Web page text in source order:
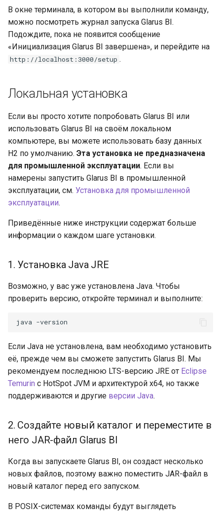
В окне терминала, в котором вы выполнили команду,
можно посмотреть журнал запуска Glarus BI.
Подождите, пока не появится сообщение
«Инициализация Glarus BI завершена», и перейдите на
http://localhost:3000/setup .
Локальная установка
Если вы просто хотите попробовать Glarus BI или
использовать Glarus BI на своём локальном
компьютере, вы можете использовать базу данных
H2 по умолчанию. Эта установка не предназначена
для промышленной эксплуатации. Если вы
намерены запустить Glarus BI в промышленной
эксплуатации, см. Установка для промышленной
эксплуатации.
Приведённые ниже инструкции содержат больше
информации о каждом шаге установки.
1. Установка Java JRE
Возможно, у вас уже установлена Java. Чтобы
проверить версию, откройте терминал и выполните:
java
Если Java не установлена, вам необходимо установить
её, прежде чем вы сможете запустить Glarus BI. Мы
рекомендуем последнюю LTS-версию JRE от Eclipse
Temurin с HotSpot JVM и архитектурой x64, но также
поддерживаются и другие версии Java.
2. Создайте новый каталог и переместите в
него JAR-файл Glarus BI
Когда вы запускаете Glarus BI, он создаст несколько
новых файлов, поэтому важно поместить JAR-файл в
новый каталог перед его запуском.
В POSIX-системах команды будут выглядеть